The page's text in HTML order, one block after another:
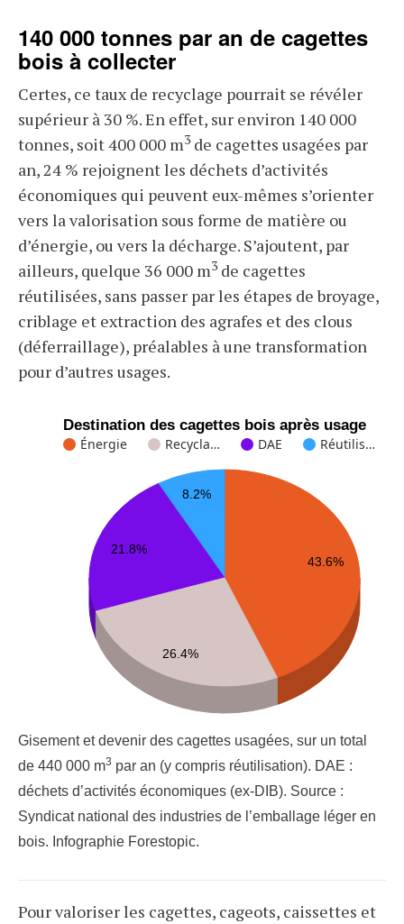
140 000 tonnes par an de cagettes
bois à collecter
Certes, ce taux de recyclage pourrait se révéler
supérieur à 30 %. En effet, sur environ 140 000
tonnes, soit 400 000 m3de cagettes usagées par
an, 24 % rejoignent les déchets d’activités
économiques qui peuvent eux-mêmes s’orienter
vers la valorisation sous forme de matière ou
d’énergie, ou vers la décharge. S’ajoutent, par
ailleurs, quelque 36 000 m3de cagettes
réutilisées, sans passer par les étapes de broyage,
criblage et extraction des agrafes et des clous
(déferraillage), préalables à une transformation
pour d’autres usages.
Destination des cagettes bois après usage
Énergie
Recycla… DAE Réutilis…
43.6%
8.2%
21.8%
26.4%
Gisement et devenir des cagettes usagées, sur un total
de 440 000 m3 par an (y compris réutilisation). DAE :
déchets d’activités économiques (ex-DIB). Source :
Syndicat national des industries de l’emballage léger en
bois. Infographie Forestopic.
Pour valoriser les cagettes, cageots, caissettes et